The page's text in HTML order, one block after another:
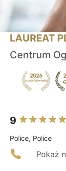
LAUREAT
Centrum
9
Police, Police
Pokaż